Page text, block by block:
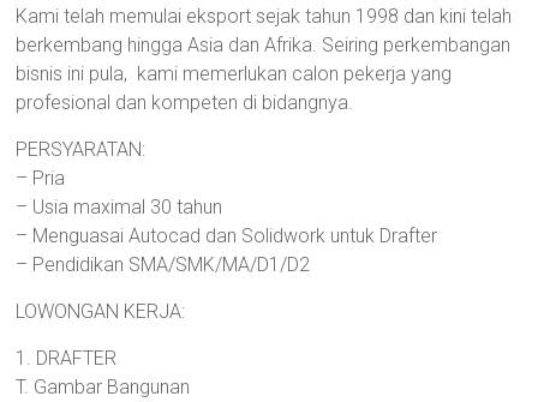
Kami telah memulai eksport sejak tahun 1998 dan kini telah
berkembang hingga Asia dan Afrika. Seiring perkembangan
bisnis ini pula, kami memerlukan calon pekerja yang
profesional dan kompeten di bidangnya.
PERSYARATAN:
– Pria
– Usia maximal 30 tahun
– Menguasai Autocad dan Solidwork untuk Drafter
– Pendidikan SMA/SMK/MA/D1/D2
LOWONGAN KERJA:
1. DRAFTER
T. Gambar Bangunan